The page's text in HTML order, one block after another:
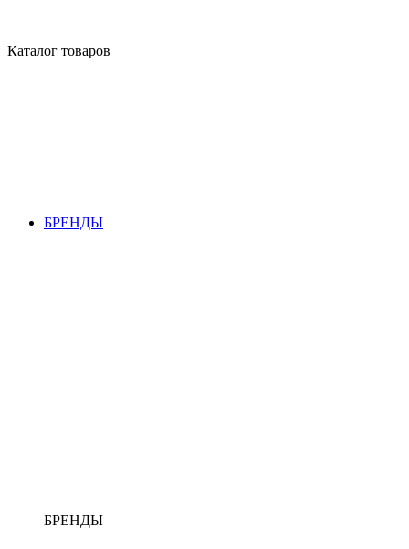
Каталог товаров
БРЕНДЫ
БРЕНДЫ